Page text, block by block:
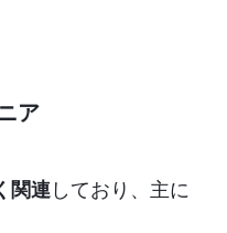
ア
関連しており、主に